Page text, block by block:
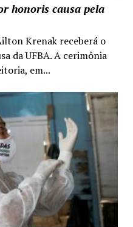
honoris causa pela
Krenak receberá o
da UFBA. A cerimônia
em...